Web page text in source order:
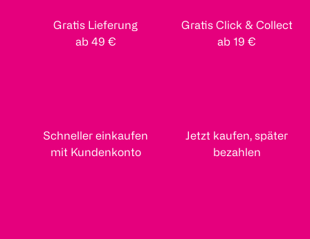
Gratis Lieferung
ab 49 €
Gratis Click & Collect
ab 19 €
Schneller einkaufen
mit Kundenkonto
Jetzt kaufen, später
bezahlen